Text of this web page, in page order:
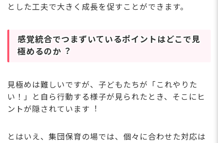
とした⼯夫で⼤きく成⻑を促すことができます。
感覚統合でつまずいているポイントはどこで⾒
極めるのか︖
⾒極めは難しいですが、⼦どもたちが「これやりた
い！」と⾃ら⾏動する様⼦が⾒られたとき、そこにヒ
ントが隠されています︕
とはいえ、集団保育の場では、個々に合わせた対応は